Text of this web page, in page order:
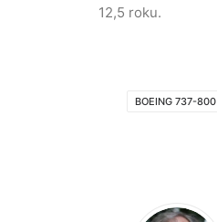
12,5 roku.
BOEING 737-800